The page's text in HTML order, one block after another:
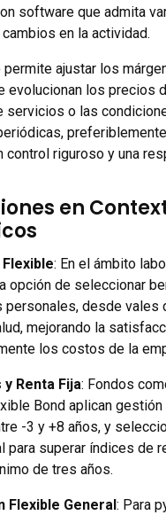
software que admita
en la actividad.
permite ajustar los
evolucionan los precios
servicios o las
control riguroso y una
en
: En el ámbito
opción de seleccionar
personales, desde vales
mejorando la
los costos de la
Renta Fija: Fondos
Bond aplican gestión
-3 y +8 años, y
para superar índices de
de tres años.
Flexible General: Para